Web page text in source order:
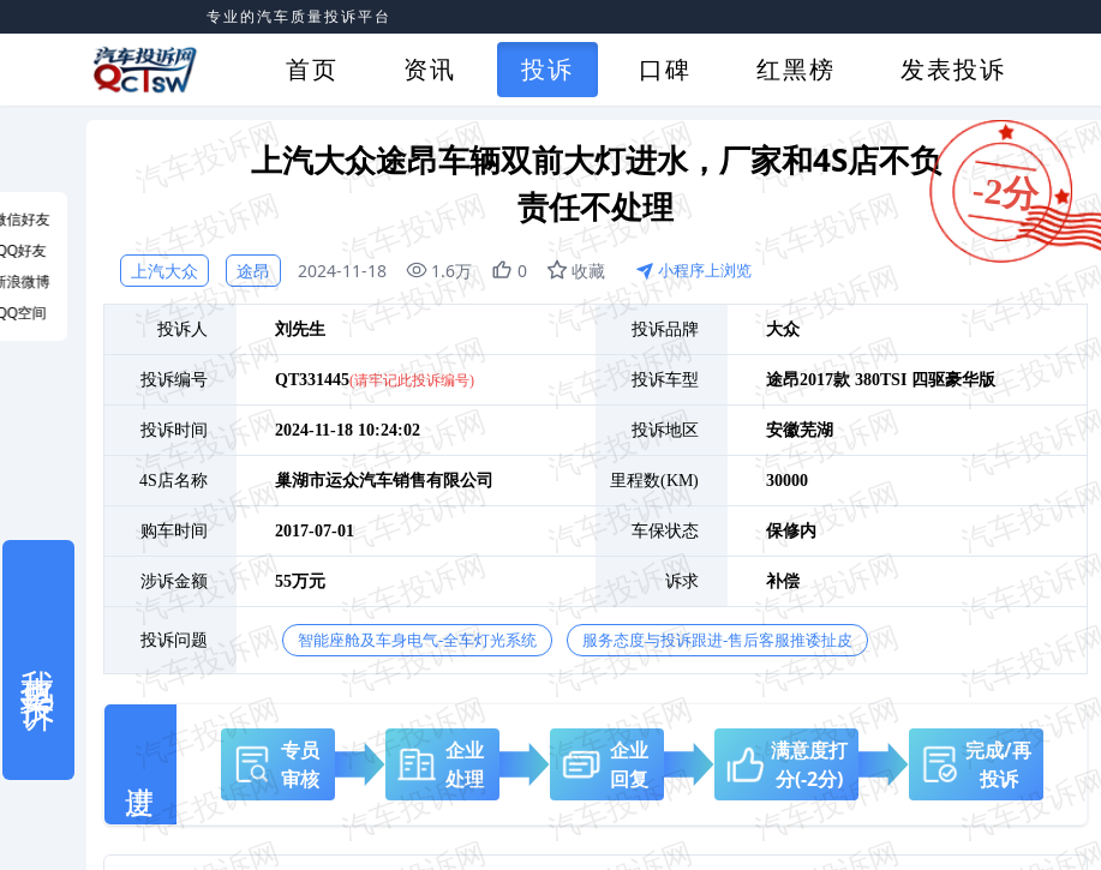
专业的汽车质量投诉平台
首页 资讯 投诉 口碑 红黑榜 发表投诉
-2分
上汽大众途昂车辆双前大灯进水，厂家和4S店不负
责任不处理
上汽大众 途昂 2024-11-18 1.6万 0 收藏 小程序上浏览
投诉人 刘 先生 投诉品牌 大众
投诉编号 QT331445(请牢记此投诉编号) 投诉车型 途昂2017款 380TSI 四驱豪华版
投诉时间 2024-11-18 10:24:02 投诉地区 安徽芜湖
4S店名称 巢湖市运众汽车销售有限公司 里程数(KM) 30000
购车时间 2017-07-01 车保状态 保修内
涉诉金额 55万元 诉求 补偿
投诉问题 智能座舱及车身电气-全车灯光系统 服务态度与投诉跟进-售后客服推诿扯皮
专员
审核
企业
处理
企业
回复
满意度打
分(-2分)
完成/再
投诉
信好友
好友
浪微博
空间